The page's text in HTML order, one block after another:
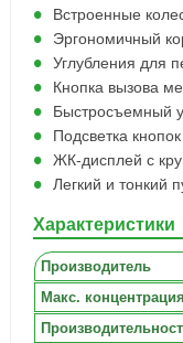
Встроенные
Эргономичный
Углубления для
Кнопка вызова
Быстросъемный
Подсветка
ЖК-дисплей с
Легкий и тонкий
Характеристики
Производитель
Макс.